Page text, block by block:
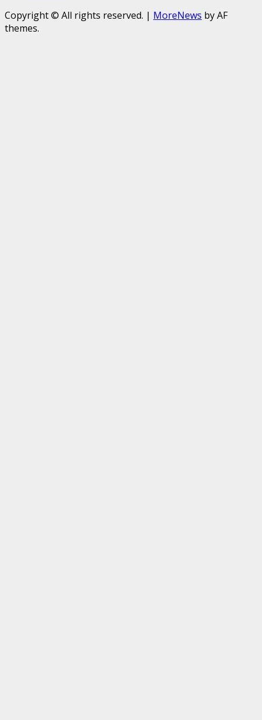
Copyright © All rights reserved. | MoreNews by AF
themes.